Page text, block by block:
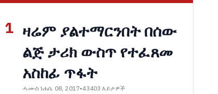
1 ዛሬም ያልተማርንበት በሰው
ልጅ ታሪክ ውስጥ የተፈጸመ
አስከፊ ጥፋት
ሓሙስ ነሐሴ 08, 2017•43403 እይታዎች